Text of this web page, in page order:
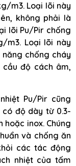
m3. Loại lõi này
không phải là
lõi Pu/Pir chống
m3. Loại lõi này
chống cháy
độ cách âm,
Pu/Pir cũng
độ dày từ 0.3-
inox. Chúng
và chống ăn
các tác động
nhiệt của tấm